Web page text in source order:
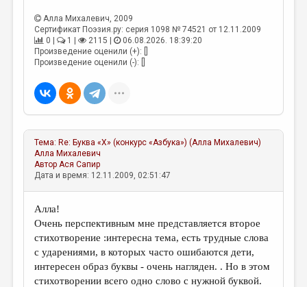
КОЛОНКА РЕДАКТОРА
РЕДКОЛЛЕГИЯ
ОТ РЕДАКЦИИ
МАЛАЯ ПРОЗА
ЭССЕИСТИКА
ЛИТЕРАТУРОВЕДЕНИЕ
КУЛЬТУРОВЕДЕНИЕ
ПУБЛИЦИСТИКА
РЕЦЕНЗИРОВАНИЕ
ЦИКЛЫ ПУБЛИКАЦИЙ
ТРЕДИАКОВСКИЙ
МЕДИА
Алла Михалевич, 2009
Сертификат Поэзия.ру: серия 1098 № 74521 от 12.11.2009
0 |
1 | 2115 |
06.08.2026. 18:39:20
Произведение оценили (+): []
Произведение оценили (-): []
Тема: Re: Буква «Х» (конкурс «Азбука») (Алла Михалевич)
Алла Михалевич
АвторАся Сапир
Дата и время: 12.11.2009, 02:51:47
Алла!
Очень перспективным мне представляется второе
стихотворение :интересна тема, есть трудные слова
с ударениями, в которых часто ошибаются дети,
интересен образ буквы - очень нагляден. . Но в этом
стихотворении всего одно слово с нужной буквой.